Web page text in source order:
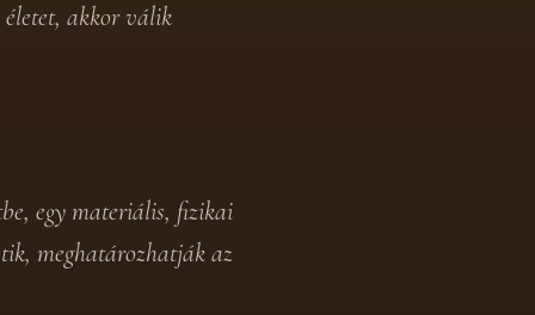
életet, akkor válik
egy materiális, fizikai
meghatározhatják az